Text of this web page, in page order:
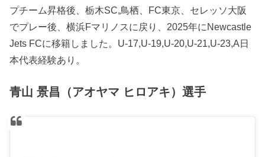
プチーム昇格後、栃木SC,鳥栖、FC東京、セレッソ大阪
でプレー後、横浜Fマリノスに戻り、2025年にNewcastle
Jets FCに移籍しました。U-17,U-19,U-20,U-21,U-23,A日
本代表経験あり。
青山 景昌（アオヤマ ヒロアキ）選手